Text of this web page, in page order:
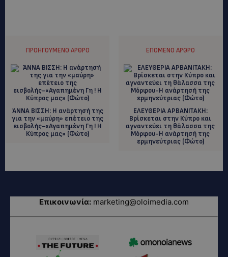
ΠΡΟΗΓΟΎΜΕΝΟ ΆΡΘΡΟ
ΆΝΝΑ ΒΙΣΣΗ: Η ανάρτησή της
για την «μαύρη» επέτειο της
εισβολής-«Αγαπημένη Γη ! Η
Κύπρος μας» (Φώτο)
ΕΠΌΜΕΝΟ ΆΡΘΡΟ
EΛΕΥΘΕΡΙΑ ΑΡΒΑΝΙΤΑΚΗ:
Βρίσκεται στην Κύπρο και
αγναντεύει τη θάλασσα της
Μόρφου-Η ανάρτησή της
ερμηνεύτριας (Φώτο)
Επικοινωνία: marketing@oloimedia.com